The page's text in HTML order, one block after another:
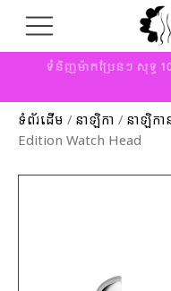
ទំនិញម៉ាកប្រែនៗ សុទ្ធ
ទំព័រដើម / នាឡិកា / នាឡិកា
Edition Watch Head